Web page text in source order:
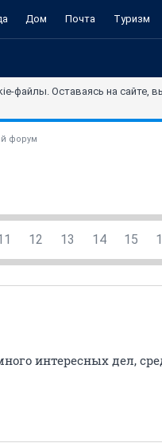
Дом Почта Туризм
файлы. Оставаясь на сайте,
форум
12 13 14 15
интересных дел,